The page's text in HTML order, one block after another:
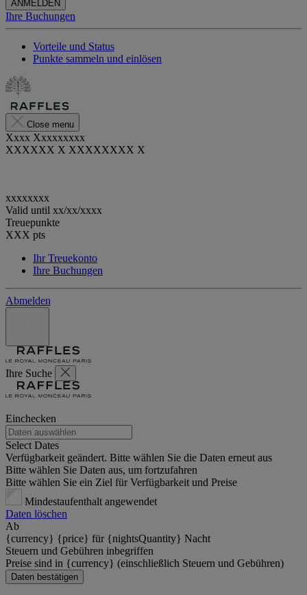
ANMELDEN
Ihre Buchungen
Vorteile und Status
Punkte sammeln und einlösen
Close menu
Xxxx Xxxxxxxxx
XXXXXX X XXXXXXXX X
xxxxxxxx
Valid until xx/xx/xxxx
Treuepunkte
XXX pts
Ihr Treuekonto
Ihre Buchungen
Abmelden
Ihre Suche
Einchecken
Select Dates
Verfügbarkeit geändert. Bitte wählen Sie die Daten erneut aus
Bitte wählen Sie Daten aus, um fortzufahren
Bitte wählen Sie ein Ziel für Verfügbarkeit und Preise
Mindestaufenthalt angewendet
Daten löschen
Ab
{currency} {price} für {nightsQuantity} Nacht
Steuern und Gebühren inbegriffen
Preise sind in {currency} (einschließlich Steuern und Gebühren)
Daten bestätigen